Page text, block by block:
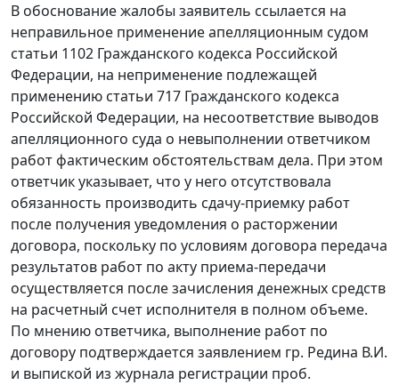
В обоснование жалобы заявитель ссылается на
неправильное применение апелляционным судом
статьи 1102 Гражданского кодекса Российской
Федерации, на неприменение подлежащей
применению статьи 717 Гражданского кодекса
Российской Федерации, на несоответствие выводов
апелляционного суда о невыполнении ответчиком
работ фактическим обстоятельствам дела. При этом
ответчик указывает, что у него отсутствовала
обязанность производить сдачу-приемку работ
после получения уведомления о расторжении
договора, поскольку по условиям договора передача
результатов работ по акту приема-передачи
осуществляется после зачисления денежных средств
на расчетный счет исполнителя в полном объеме.
По мнению ответчика, выполнение работ по
договору подтверждается заявлением гр. Редина В.И.
и выпиской из журнала регистрации проб.